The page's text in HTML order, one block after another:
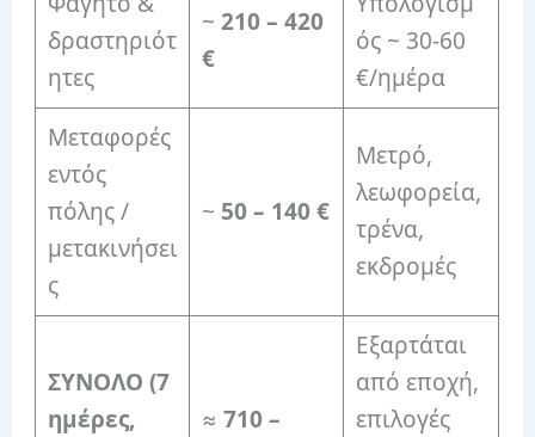
δραστηριότ
ητες
~ 210 – 420
€
ός ~ 30-60
€/ημέρα
Μεταφορές
εντός
πόλης /
μετακινήσει
ς
~ 50 – 140 €
Μετρό,
λεωφορεία,
τρένα,
εκδρομές
ΣΥΝΟΛΟ (7
ημέρες,
≈ 710 –
Εξαρτάται
από εποχή,
επιλογές